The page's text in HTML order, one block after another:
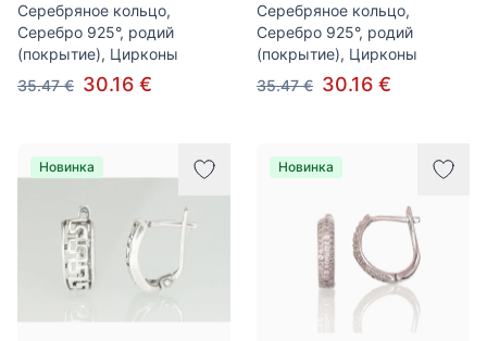
Серебряное кольцо,
Серебро 925°, родий
(покрытие), Цирконы
35.47 € 30.16 €
Серебряное кольцо,
Серебро 925°, родий
(покрытие), Цирконы
35.47 € 30.16 €
Новинка Новинка